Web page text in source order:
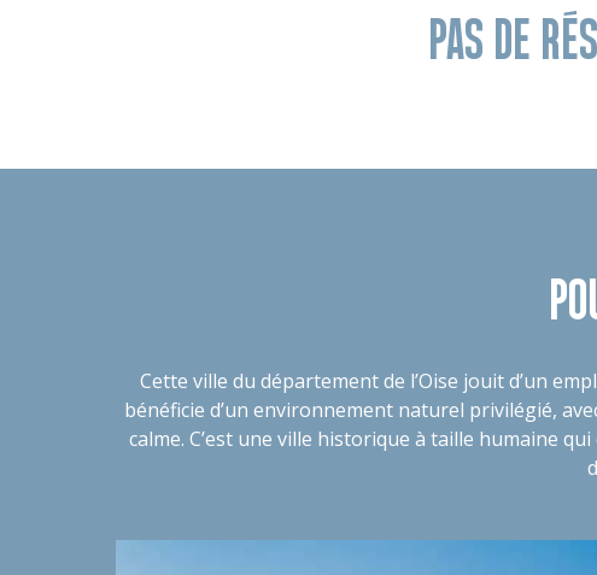
PAS DE
Cette ville du département de l’Oise jouit d’un
bénéficie d’un environnement naturel privilégié,
calme. C’est une ville historique à taille humaine